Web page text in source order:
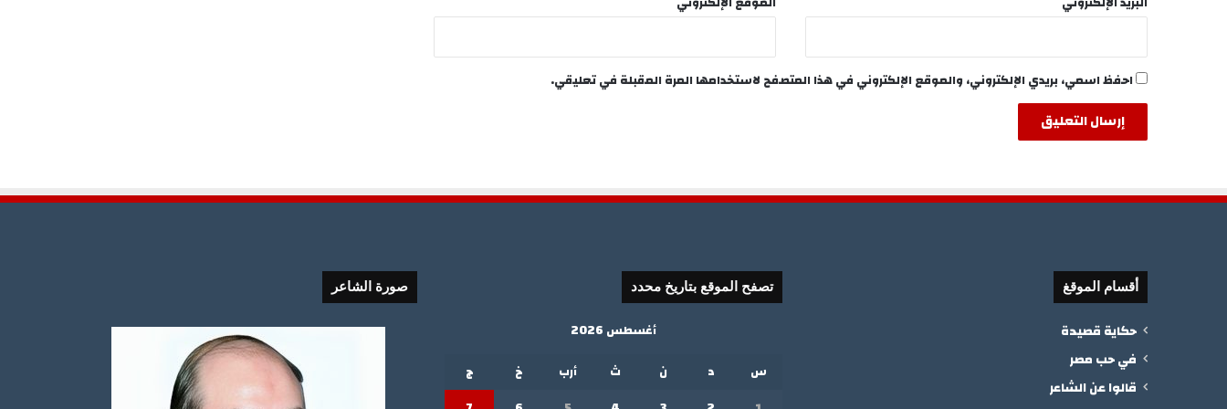
احفظ اسمي، بريدي الإلكتروني، والموقع الإلكتروني في هذا المتصفح لاستخدامها المرة المقبلة في تعليقي.
أقسام الموقغ
حكاية قصيدة
في حب مصر
قالوا عن الشاعر
تصفح الموقع بتاريخ محدد
أغسطس 2026
س
د ن ث أرب خ
ج
صورة الشاعر